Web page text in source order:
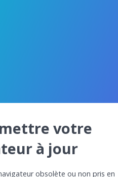
votre
à jour
obsolète ou non pris en